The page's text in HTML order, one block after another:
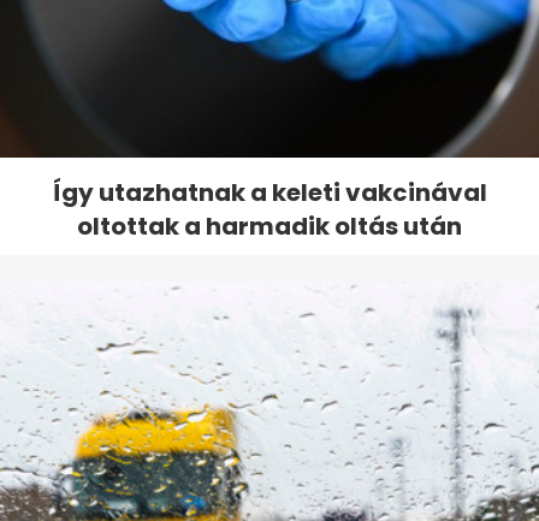
Így utazhatnak a keleti vakcinával
oltottak a harmadik oltás után